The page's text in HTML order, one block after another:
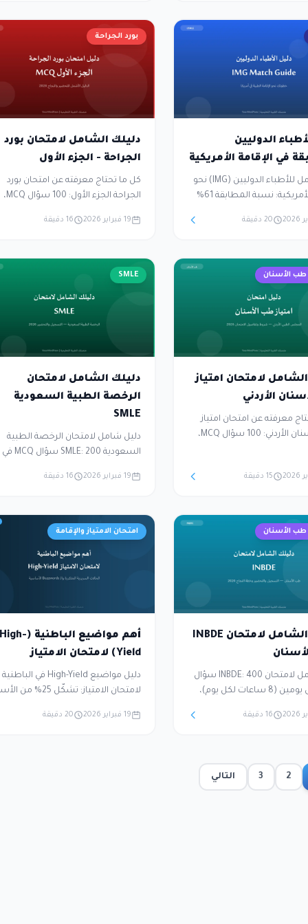
الدوليين
في الإقامة الأمريكية
دليل شامل للأطباء الدوليين (IMG) نحو
الإقامة الأمريكية: نسبة المطابقة 61%
امتحانات USMLE، الخبرة السريرية
حتى القبول.
20 دقيقة
بورد الجراحة
دليلك الشامل لامتحان بورد
الجراحة - الجزء الأول
كل ما تحتاج معرفته عن امتحان بورد
الجراحة الجزء الأول: 100 سؤال MCQ،
من الإقامة مرتين سنوياً. يغطي العلوم
19 فبراير 2026 16 دقيقة
لامتحان امتياز
الأردني
معرفته عن امتحان امتياز
طب الأسنان الأردني: 100 سؤال MCQ،
الخريجين من خارج الأردن
15 دقيقة
SMLE
دليلك الشامل لامتحان
الرخصة الطبية السعودية
SMLE
دليل شامل لامتحان الرخصة الطبية
والجراحة والأطفال والنسائية — مع
خطوات التسجيل واستراتيجيات
19 فبراير 2026 16 دقيقة
دليلك الشامل لامتحان INBDE
دليل شامل لامتحان INBDE: 400 سؤال
MCQ على يومين (8 ساعات لكل يوم)،
I وII منذ 2020، يختبر دمج المعرفة
التحضير.
16 دقيقة
امتحان الامتياز والإقامة
أهم مواضيع الباطنية (High-
Yield) لامتحان الامتياز
دليل مواضيع High-Yield في الباطنية
لامتحان الامتياز: تشكّل 25%
والكلى والغدد الصماء والجهاز
19 فبراير 2026 20 دقيقة
2
3 التالي